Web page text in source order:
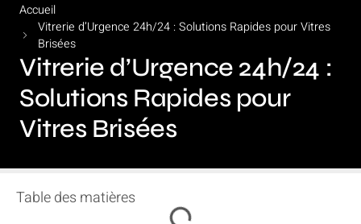
Accueil
Vitrerie d’Urgence 24h/24 : Solutions Rapides pour Vitres
Brisées
Vitrerie d’Urgence 24h/24 :
Solutions Rapides pour
Vitres Brisées
Table des matières